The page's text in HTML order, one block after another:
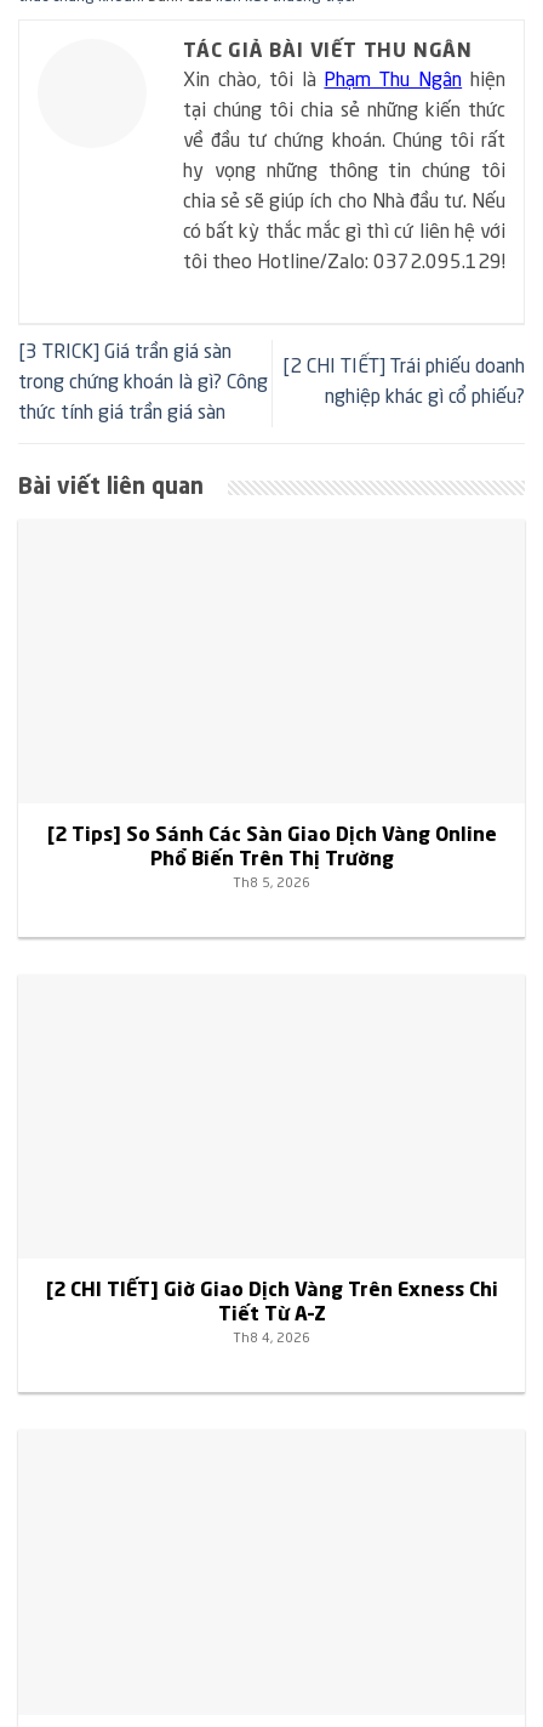
TÁC GIẢ BÀI VIẾT THU NGÂN
Xin chào, tôi là
Phạm Thu Ngân hiện
tại chúng tôi chia sẻ những kiến thức
về đầu tư chứng khoán. Chúng tôi rất
hy vọng những thông tin chúng tôi
chia sẻ sẽ giúp ích cho Nhà đầu tư. Nếu
có bất kỳ thắc mắc gì thì cứ liên hệ với
tôi theo Hotline/Zalo: 0372.095.129!
[3 TRICK] Giá trần giá sàn
trong chứng khoán là gì? Công
thức tính giá trần giá sàn
[2 CHI TIẾT] Trái phiếu doanh
nghiệp khác gì cổ phiếu?
Bài viết liên quan
[2 Tips] So Sánh Các Sàn Giao Dịch Vàng Online
Phổ Biến Trên Thị Trường
Th8 5, 2026
[2 CHI TIẾT] Giờ Giao Dịch Vàng Trên Exness Chi
Tiết Từ A–Z
Th8 4, 2026